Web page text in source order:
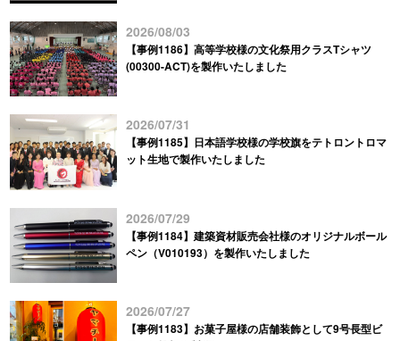
2026/08/03
【事例1186】高等学校様の文化祭用クラスTシャツ
(00300-ACT)を製作いたしました
2026/07/31
【事例1185】日本語学校様の学校旗をテトロントロマ
ット生地で製作いたしました
2026/07/29
【事例1184】建築資材販売会社様のオリジナルボール
ペン（V010193）を製作いたしました
2026/07/27
【事例1183】お菓子屋様の店舗装飾として9号長型ビ